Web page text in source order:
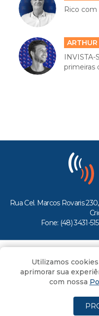
Rico com
ARTHUR
INVISTA-
primeiras
Rua Cel. Marcos Rovaris
Fone: (48) 3431-
Todos os
Utilizamos
aprimorar sua
com nossa